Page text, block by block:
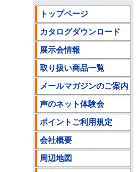
トップページ
カタログダウンロード
展示会情報
取り扱い商品一覧
メールマガジンのご案内
声のネット体験会
ポイントご利用規定
会社概要
周辺地図